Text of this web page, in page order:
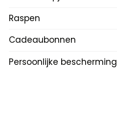
Raspen
Cadeaubonnen
Persoonlijke bescherming